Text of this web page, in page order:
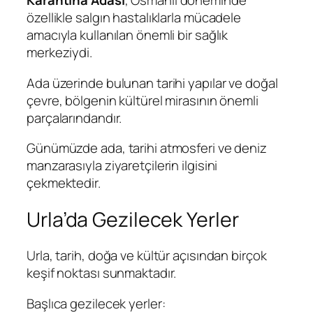
özellikle salgın hastalıklarla mücadele
amacıyla kullanılan önemli bir sağlık
merkeziydi.
Ada üzerinde bulunan tarihi yapılar ve doğal
çevre, bölgenin kültürel mirasının önemli
parçalarındandır.
Günümüzde ada, tarihi atmosferi ve deniz
manzarasıyla ziyaretçilerin ilgisini
çekmektedir.
Urla’da Gezilecek Yerler
Urla, tarih, doğa ve kültür açısından birçok
keşif noktası sunmaktadır.
Başlıca gezilecek yerler: